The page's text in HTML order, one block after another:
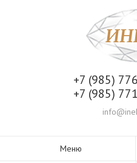
+7 (985)
+7 (985)
Меню